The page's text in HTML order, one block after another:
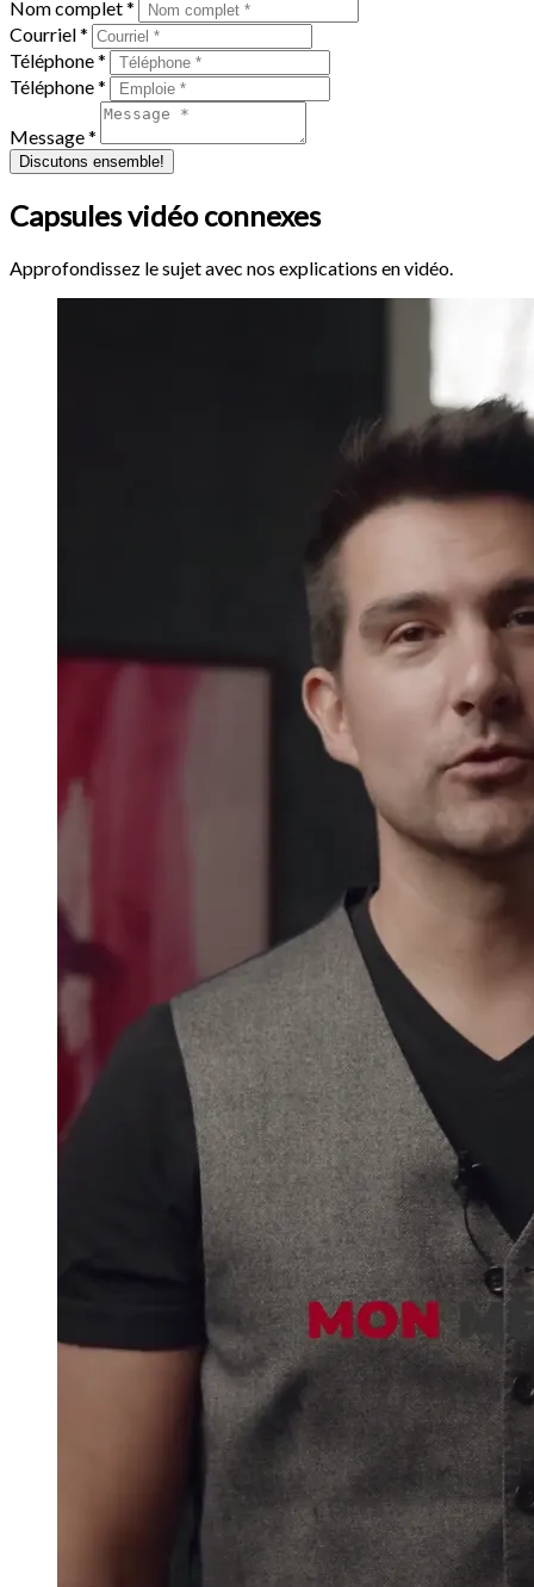
Nom complet *
Courriel *
Téléphone *
Téléphone *
Message *
Discutons ensemble!
Capsules vidéo connexes
Approfondissez le sujet avec nos explications en vidéo.